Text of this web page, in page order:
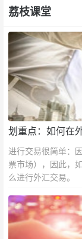
荔枝课堂
划重点：如何在
进行交易很简单：
票市场），因此，
么进行外汇交易。